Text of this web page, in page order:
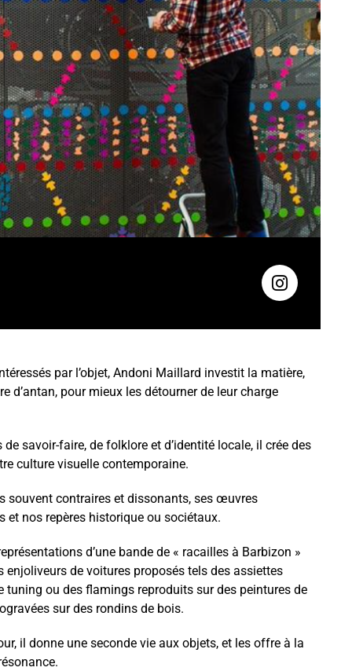
par l’objet, Andoni Maillard investit la matière,
d’antan, pour mieux les détourner de leur charge
savoir-faire, de folklore et d’identité locale, il crée des
culture visuelle contemporaine.
souvent contraires et dissonants, ses œuvres
et nos repères historique ou sociétaux.
d’une bande de « racailles à Barbizon »
de voitures proposés tels des assiettes
tuning ou des flamings reproduits sur des peintures de
sur des rondins de bois.
il donne une seconde vie aux objets, et les offre à la